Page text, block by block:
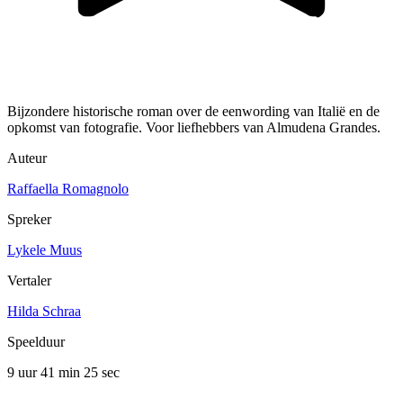
Bijzondere historische roman over de eenwording van Italië en de
opkomst van fotografie. Voor liefhebbers van Almudena Grandes.
Auteur
Raffaella Romagnolo
Spreker
Lykele Muus
Vertaler
Hilda Schraa
Speelduur
9 uur 41 min 25 sec